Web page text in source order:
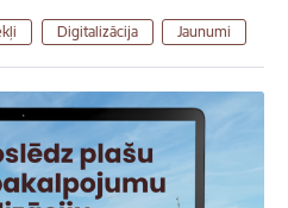
Digitalizācija Jaunumi